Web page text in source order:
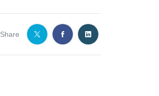
Share